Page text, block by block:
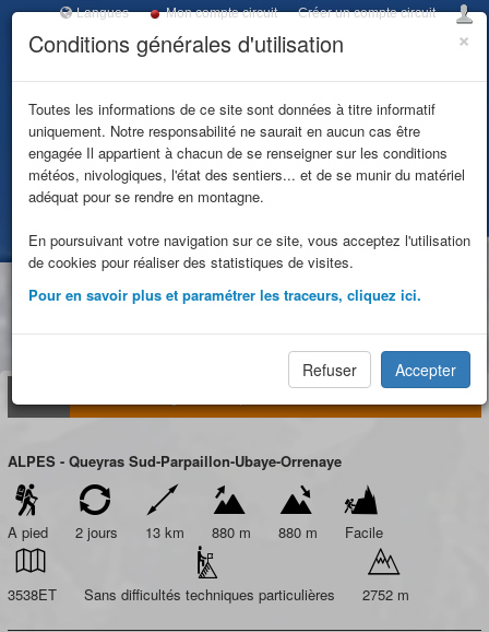
×
Conditions générales d'utilisation
Toutes les informations de ce site sont données à titre informatif
uniquement. Notre responsabilité ne saurait en aucun cas être
engagée Il appartient à chacun de se renseigner sur les conditions
météos, nivologiques, l'état des sentiers... et de se munir du matériel
adéquat pour se rendre en montagne.
En poursuivant votre navigation sur ce site, vous acceptez l'utilisation
de cookies pour réaliser des statistiques de visites.
Pour en savoir plus et paramétrer les traceurs, cliquez ici.
Refuser Accepter
Langues Mon compte circuit Créer un compte circuit
ITINERANCE
UBAYE
MERCANTOUR
Accueil Tous les circuits Ref.Chambeyron depuis Fouillouse Boucle 2j
Ref.Chambeyron depuis
Fouillouse Boucle 2j
ALPES - Queyras Sud-Parpaillon-Ubaye-Orrenaye
A pied 2 jours 13 km 880 m 880 m Facile
3538ET Sans difficultés techniques particulières 2752 m